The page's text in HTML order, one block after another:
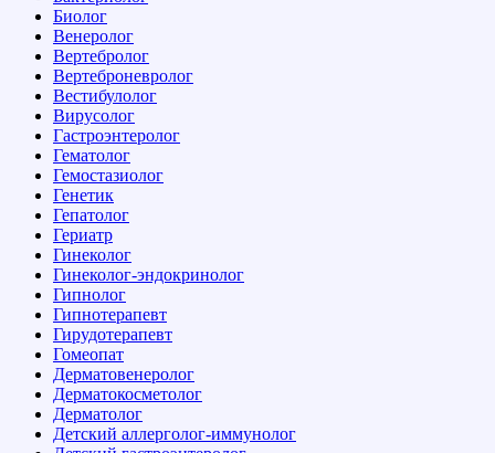
Биолог
Венеролог
Вертебролог
Вертеброневролог
Вестибулолог
Вирусолог
Гастроэнтеролог
Гематолог
Гемостазиолог
Генетик
Гепатолог
Гериатр
Гинеколог
Гинеколог-эндокринолог
Гипнолог
Гипнотерапевт
Гирудотерапевт
Гомеопат
Дерматовенеролог
Дерматокосметолог
Дерматолог
Детский аллерголог-иммунолог